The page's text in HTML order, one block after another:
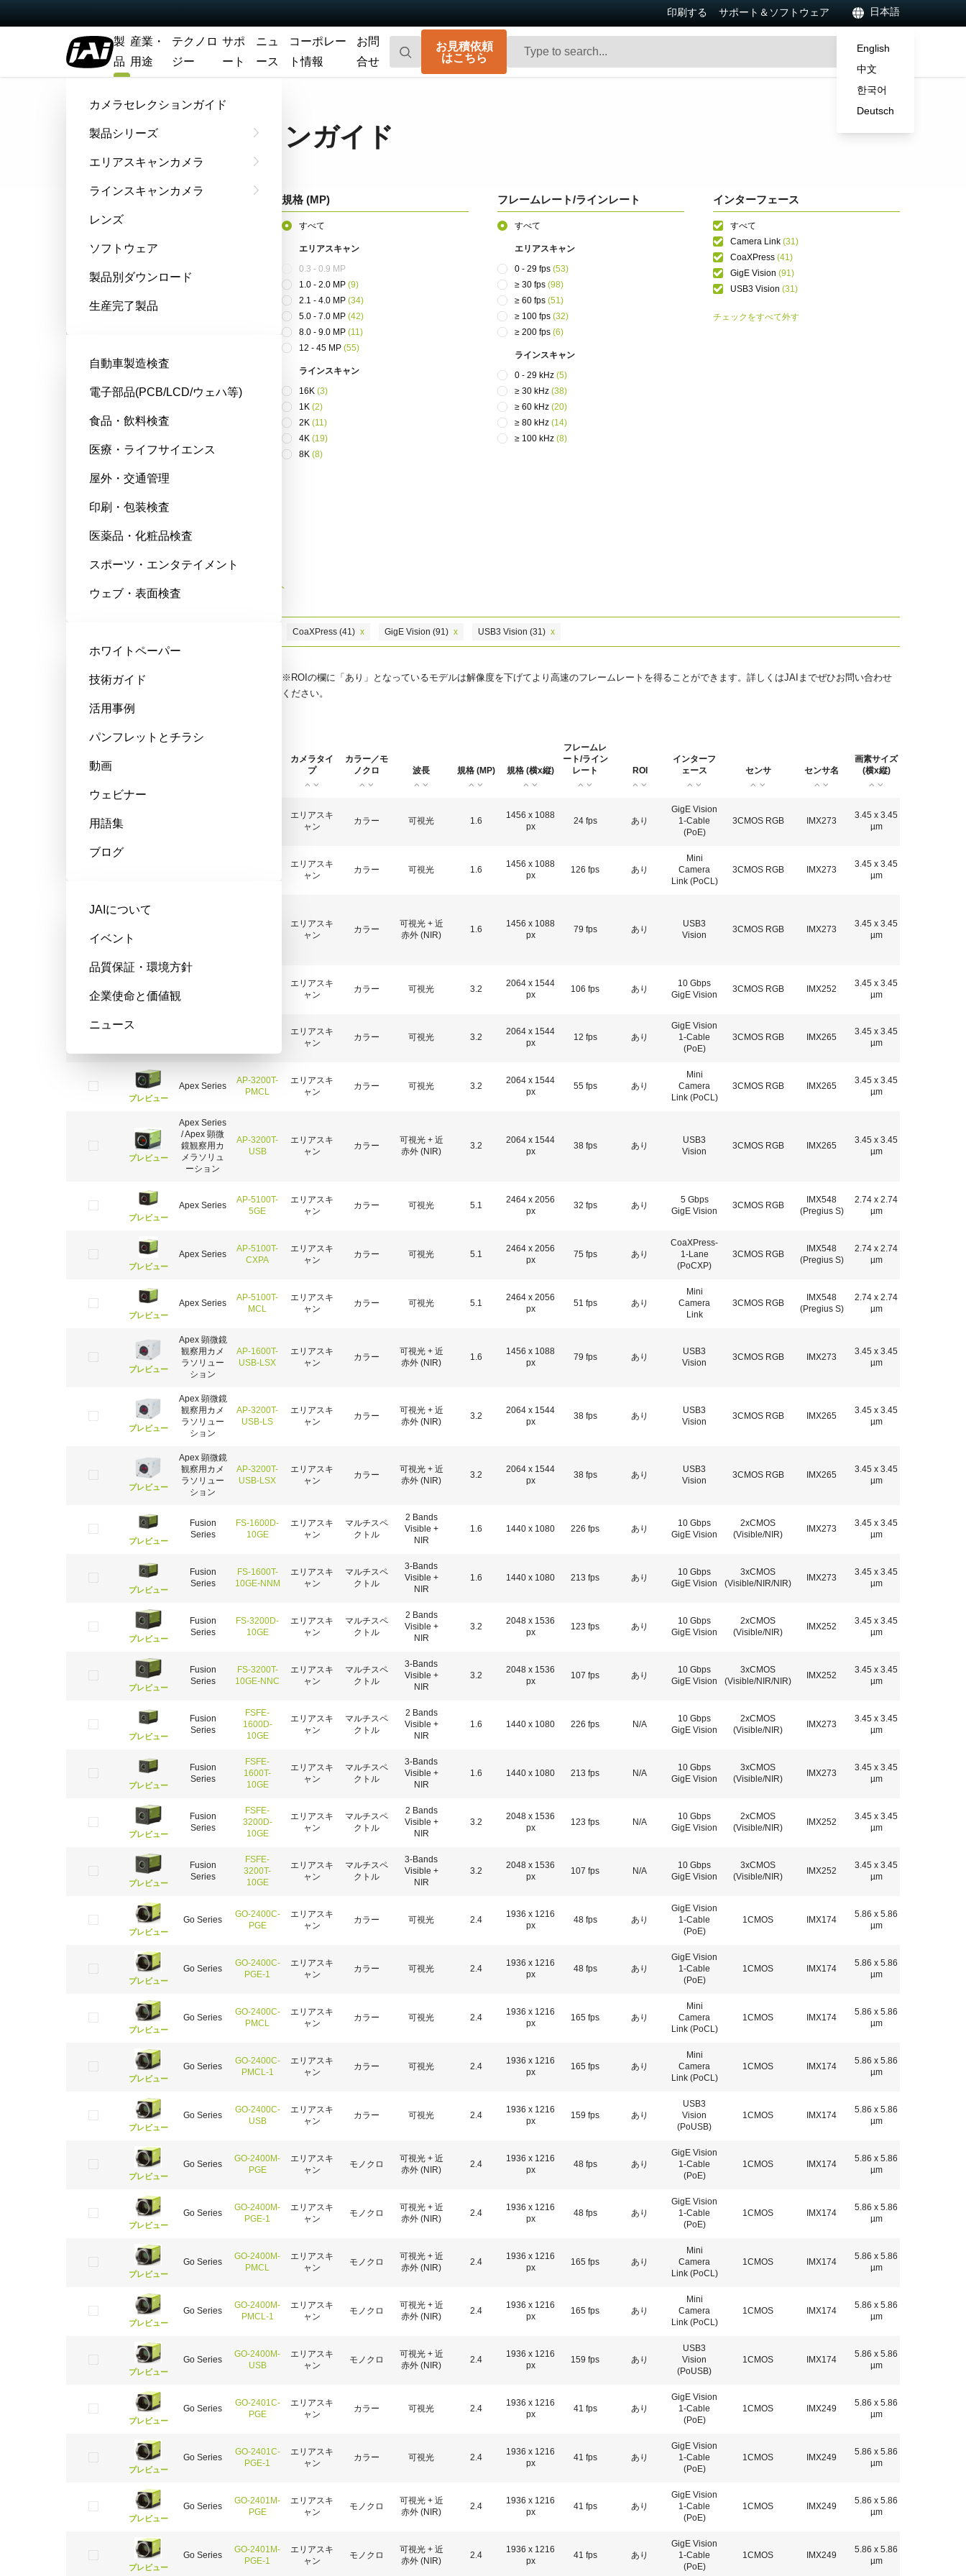
印刷する サポート＆ソフトウェア 日本語
English
中文
한국어
Deutsch
製
品
産業・
用途
テクノロ
ジー
サポ
ート
ニュ
ース
コーポレー
ト情報
お問
合せ
お見積依頼
はこちら
カメラセレクションガイド
製品シリーズ
エリアスキャンカメラ
ラインスキャンカメラ
レンズ
ソフトウェア
製品別ダウンロード
生産完了製品
高性能、ハイコストパフォーマンス。次
世代のマシンビジョンシステム向け
高解像度、高フレームレート、高画質を
特殊用途向けに最適化された、マルチセ
2つまたは3つのセンサを備えたマルチス
ペクトルカメラ（可視光および近赤外
従来のベイヤー式カメラを凌駕する優れ
た色再現性を誇る3CMOSプリズム分光式
カラーエリアスキャンカメラです。
Apex 顕微鏡観察用カメラソリ
低ノイズかつ高感度。カラー顕微鏡用途
向けに設計されたプリズム分光式カメラ
モノクロ／トライリニア式ラインスキャ
高い色再現性、高感度、マルチスペクト
ルオプションも備えたマルチセンサ・プ
リズム分光式、RGB、RGB/NIR、
短波長赤外線（SWIR）イメージング向け
単一センサーInGaAsラインスキャンカメ
ラおよびエリアスキャンカメラ
す。可視光画像と SWIR 画像の同時取得
が可能です。
定の解像度、スピード、光学要件に適し
ています。
(プリズム分光式)
式)
シングルセンサ - モノクロ
高解像度と高速スキャンレートを両立し
最大200 kHzのラインレートを実現してい
トライリニア - カラー
優れたカラーラインスキャン性能を備
メラの高度な色再現性までは必要としな
シングルセンサSWIR
短波長赤外線イメージング向けのシング
精密に検出します。
デュアルセンサ - SWIR (プリズ
式カメラです。SWIR波長域（900～1700
nm）でデュアルバンドの撮像が可能で
す。
式)
3CMOS (R/G/B)カラーラインスキャンカ
メラです。
分光式)
4つを同時に撮像可能な4センサラインス
キャンカメラです。
4センサーR-G-B+SWIR（プリ
リーズ)
自動車製造検査
電子部品(PCB/LCD/ウェハ等)
食品・飲料検査
医療・ライフサイエンス
屋外・交通管理
印刷・包装検査
医薬品・化粧品検査
スポーツ・エンタテイメント
ウェブ・表面検査
ホワイトペーパー
技術ガイド
活用事例
パンフレットとチラシ
動画
ウェビナー
用語集
ブログ
JAIについて
イベント
品質保証・環境方針
企業使命と価値観
ニュース
カメラセレクションガイド
センサ数／波長
すべて
エリアスキャン
2センサ カラー + NIR (プリズム)
3-Sensor Color + NIR (Prism)
3-sensor NIR/NIR/Color (Prism)
単板 - UV (1)
単板 - モノクロ (66)
ラインスキャン
3センサ - R/G/B (プリズム) (10)
4-sensor R/G/B/SWIR (Prism)
4センサ R/G/B/NIR (プリズム)
Bilinear, Color (3)
単板ラインセンサ - モノクロ
規格 (MP)
すべて
エリアスキャン
0.3 - 0.9 MP
1.0 - 2.0 MP (9)
2.1 - 4.0 MP (34)
5.0 - 7.0 MP (42)
8.0 - 9.0 MP (11)
12 - 45 MP (55)
ラインスキャン
16K (3)
1K (2)
2K (11)
4K (19)
8K (8)
フレームレート/ラインレート
すべて
エリアスキャン
0 - 29 fps (53)
≥ 30 fps (98)
≥ 60 fps (51)
≥ 100 fps (32)
≥ 200 fps (6)
ラインスキャン
0 - 29 kHz (5)
≥ 30 kHz (38)
≥ 60 kHz (20)
≥ 80 kHz (14)
≥ 100 kHz (8)
インターフェース
すべて
Camera Link (31)
CoaXPress (41)
GigE Vision (91)
USB3 Vision (31)
チェックをすべて外す
さらに条件を絞る 条件をリセット
CoaXPress (41) x GigE Vision (91) x USB3 Vision (31) x
比較表をつくる
※ROIの欄に「あり」となっているモデルは解像度を下げてより高速のフレームレートを得ることができます。詳しくはJAIまでぜひお問い合わせ
ください。
機種をクリ
ック
カメラタイ
プ
カラー／モ
ノクロ
波長 規格 (MP) 規格 (横x縦)
フレームレ
ート/ライン
レート
ROI
インターフ
ェース
センサ センサ名
画素サイズ
(横x縦)
エリアスキ
ャン
カラー 可視光 1.6
1456 x 1088
px
24 fps あり
GigE Vision
1-Cable
(PoE)
3CMOS RGB IMX273
3.45 x 3.45
µm
エリアスキ
ャン
カラー 可視光 1.6
1456 x 1088
px
126 fps あり
Mini
Camera
Link (PoCL)
3CMOS RGB IMX273
3.45 x 3.45
µm
プレビュー
エリアスキ
ャン
カラー
可視光 + 近
赤外 (NIR)
1.6
1456 x 1088
px
79 fps あり
USB3
Vision
3CMOS RGB IMX273
3.45 x 3.45
µm
プレビュー
Apex Series
エリアスキ
ャン
カラー 可視光 3.2
2064 x 1544
px
106 fps あり
10 Gbps
GigE Vision
3CMOS RGB IMX252
3.45 x 3.45
µm
エリアスキ
ャン
カラー 可視光 3.2
2064 x 1544
px
12 fps あり
GigE Vision
1-Cable
(PoE)
3CMOS RGB IMX265
3.45 x 3.45
µm
プレビュー
Apex Series
AP-3200T-
PMCL
エリアスキ
ャン
カラー 可視光 3.2
2064 x 1544
px
55 fps あり
Mini
Camera
Link (PoCL)
3CMOS RGB IMX265
3.45 x 3.45
µm
プレビュー
Apex Series
/ Apex 顕微
鏡観察用カ
メラソリュ
ーション
AP-3200T-
USB
エリアスキ
ャン
カラー
可視光 + 近
赤外 (NIR)
3.2
2064 x 1544
px
38 fps あり
USB3
Vision
3CMOS RGB IMX265
3.45 x 3.45
µm
プレビュー
Apex Series
AP-5100T-
5GE
エリアスキ
ャン
カラー 可視光 5.1
2464 x 2056
px
32 fps あり
5 Gbps
GigE Vision
3CMOS RGB
IMX548
(Pregius S)
2.74 x 2.74
µm
プレビュー
Apex Series
AP-5100T-
CXPA
エリアスキ
ャン
カラー 可視光 5.1
2464 x 2056
px
75 fps あり
CoaXPress-
1-Lane
(PoCXP)
3CMOS RGB
IMX548
(Pregius S)
2.74 x 2.74
µm
プレビュー
Apex Series
AP-5100T-
MCL
エリアスキ
ャン
カラー 可視光 5.1
2464 x 2056
px
51 fps あり
Mini
Camera
Link
3CMOS RGB
IMX548
(Pregius S)
2.74 x 2.74
µm
プレビュー
Apex 顕微鏡
観察用カメ
ラソリュー
ション
AP-1600T-
USB-LSX
エリアスキ
ャン
カラー
可視光 + 近
赤外 (NIR)
1.6
1456 x 1088
px
79 fps あり
USB3
Vision
3CMOS RGB IMX273
3.45 x 3.45
µm
プレビュー
Apex 顕微鏡
観察用カメ
ラソリュー
ション
AP-3200T-
USB-LS
エリアスキ
ャン
カラー
可視光 + 近
赤外 (NIR)
3.2
2064 x 1544
px
38 fps あり
USB3
Vision
3CMOS RGB IMX265
3.45 x 3.45
µm
プレビュー
Apex 顕微鏡
観察用カメ
ラソリュー
ション
AP-3200T-
USB-LSX
エリアスキ
ャン
カラー
可視光 + 近
赤外 (NIR)
3.2
2064 x 1544
px
38 fps あり
USB3
Vision
3CMOS RGB IMX265
3.45 x 3.45
µm
プレビュー
Fusion
Series
FS-1600D-
10GE
エリアスキ
ャン
マルチスペ
クトル
2 Bands
Visible +
NIR
1.6 1440 x 1080 226 fps あり
10 Gbps
GigE Vision
2xCMOS
(Visible/NIR)
IMX273
3.45 x 3.45
µm
プレビュー
Fusion
Series
FS-1600T-
10GE-NNM
エリアスキ
ャン
マルチスペ
クトル
3-Bands
Visible +
NIR
1.6 1440 x 1080 213 fps あり
10 Gbps
GigE Vision
3xCMOS
(Visible/NIR/NIR)
IMX273
3.45 x 3.45
µm
プレビュー
Fusion
Series
FS-3200D-
10GE
エリアスキ
ャン
マルチスペ
クトル
2 Bands
Visible +
NIR
3.2
2048 x 1536
px
123 fps あり
10 Gbps
GigE Vision
2xCMOS
(Visible/NIR)
IMX252
3.45 x 3.45
µm
プレビュー
Fusion
Series
FS-3200T-
10GE-NNC
エリアスキ
ャン
マルチスペ
クトル
3-Bands
Visible +
NIR
3.2
2048 x 1536
px
107 fps あり
10 Gbps
GigE Vision
3xCMOS
(Visible/NIR/NIR)
IMX252
3.45 x 3.45
µm
プレビュー
Fusion
Series
FSFE-
1600D-
10GE
エリアスキ
ャン
マルチスペ
クトル
2 Bands
Visible +
NIR
1.6 1440 x 1080 226 fps N/A
10 Gbps
GigE Vision
2xCMOS
(Visible/NIR)
IMX273
3.45 x 3.45
µm
プレビュー
Fusion
Series
FSFE-
1600T-
10GE
エリアスキ
ャン
マルチスペ
クトル
3-Bands
Visible +
NIR
1.6 1440 x 1080 213 fps N/A
10 Gbps
GigE Vision
3xCMOS
(Visible/NIR)
IMX273
3.45 x 3.45
µm
プレビュー
Fusion
Series
FSFE-
3200D-
10GE
エリアスキ
ャン
マルチスペ
クトル
2 Bands
Visible +
NIR
3.2
2048 x 1536
px
123 fps N/A
10 Gbps
GigE Vision
2xCMOS
(Visible/NIR)
IMX252
3.45 x 3.45
µm
プレビュー
Fusion
Series
FSFE-
3200T-
10GE
エリアスキ
ャン
マルチスペ
クトル
3-Bands
Visible +
NIR
3.2
2048 x 1536
px
107 fps N/A
10 Gbps
GigE Vision
3xCMOS
(Visible/NIR)
IMX252
3.45 x 3.45
µm
プレビュー
Go Series
GO-2400C-
PGE
エリアスキ
ャン
カラー 可視光 2.4
1936 x 1216
px
48 fps あり
GigE Vision
1-Cable
(PoE)
1CMOS IMX174
5.86 x 5.86
µm
プレビュー
Go Series
GO-2400C-
PGE-1
エリアスキ
ャン
カラー 可視光 2.4
1936 x 1216
px
48 fps あり
GigE Vision
1-Cable
(PoE)
1CMOS IMX174
5.86 x 5.86
µm
プレビュー
Go Series
GO-2400C-
PMCL
エリアスキ
ャン
カラー 可視光 2.4
1936 x 1216
px
165 fps あり
Mini
Camera
Link (PoCL)
1CMOS IMX174
5.86 x 5.86
µm
プレビュー
Go Series
GO-2400C-
PMCL-1
エリアスキ
ャン
カラー 可視光 2.4
1936 x 1216
px
165 fps あり
Mini
Camera
Link (PoCL)
1CMOS IMX174
5.86 x 5.86
µm
プレビュー
Go Series
GO-2400C-
USB
エリアスキ
ャン
カラー 可視光 2.4
1936 x 1216
px
159 fps あり
USB3
Vision
(PoUSB)
1CMOS IMX174
5.86 x 5.86
µm
プレビュー
Go Series
GO-2400M-
PGE
エリアスキ
ャン
モノクロ
可視光 + 近
赤外 (NIR)
2.4
1936 x 1216
px
48 fps あり
GigE Vision
1-Cable
(PoE)
1CMOS IMX174
5.86 x 5.86
µm
プレビュー
Go Series
GO-2400M-
PGE-1
エリアスキ
ャン
モノクロ
可視光 + 近
赤外 (NIR)
2.4
1936 x 1216
px
48 fps あり
GigE Vision
1-Cable
(PoE)
1CMOS IMX174
5.86 x 5.86
µm
プレビュー
Go Series
GO-2400M-
PMCL
エリアスキ
ャン
モノクロ
可視光 + 近
赤外 (NIR)
2.4
1936 x 1216
px
165 fps あり
Mini
Camera
Link (PoCL)
1CMOS IMX174
5.86 x 5.86
µm
プレビュー
Go Series
GO-2400M-
PMCL-1
エリアスキ
ャン
モノクロ
可視光 + 近
赤外 (NIR)
2.4
1936 x 1216
px
165 fps あり
Mini
Camera
Link (PoCL)
1CMOS IMX174
5.86 x 5.86
µm
プレビュー
Go Series
GO-2400M-
USB
エリアスキ
ャン
モノクロ
可視光 + 近
赤外 (NIR)
2.4
1936 x 1216
px
159 fps あり
USB3
Vision
(PoUSB)
1CMOS IMX174
5.86 x 5.86
µm
プレビュー
Go Series
GO-2401C-
PGE
エリアスキ
ャン
カラー 可視光 2.4
1936 x 1216
px
41 fps あり
GigE Vision
1-Cable
(PoE)
1CMOS IMX249
5.86 x 5.86
µm
プレビュー
Go Series
GO-2401C-
PGE-1
エリアスキ
ャン
カラー 可視光 2.4
1936 x 1216
px
41 fps あり
GigE Vision
1-Cable
(PoE)
1CMOS IMX249
5.86 x 5.86
µm
プレビュー
Go Series
GO-2401M-
PGE
エリアスキ
ャン
モノクロ
可視光 + 近
赤外 (NIR)
2.4
1936 x 1216
px
41 fps あり
GigE Vision
1-Cable
(PoE)
1CMOS IMX249
5.86 x 5.86
µm
プレビュー
Go Series
GO-2401M-
PGE-1
エリアスキ
ャン
モノクロ
可視光 + 近
赤外 (NIR)
2.4
1936 x 1216
px
41 fps あり
GigE Vision
1-Cable
(PoE)
1CMOS IMX249
5.86 x 5.86
µm